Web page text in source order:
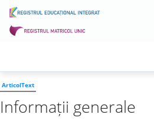
ArticolText
Informații generale